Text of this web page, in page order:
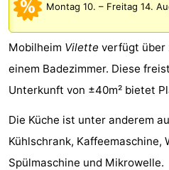
Meersee
Beach
Resort
Bad
De
-
Cadzand
Hoogduin
-
Noordzee
-
Montag 10. – Freitag 14.
Mobilheim Vilette verfügt über
einem Badezimmer. Diese
Unterkunft von ±40m² bietet
Die Küche ist unter anderem
Kühlschrank, Kaffeemaschine,
Spülmaschine und Mikrowelle.